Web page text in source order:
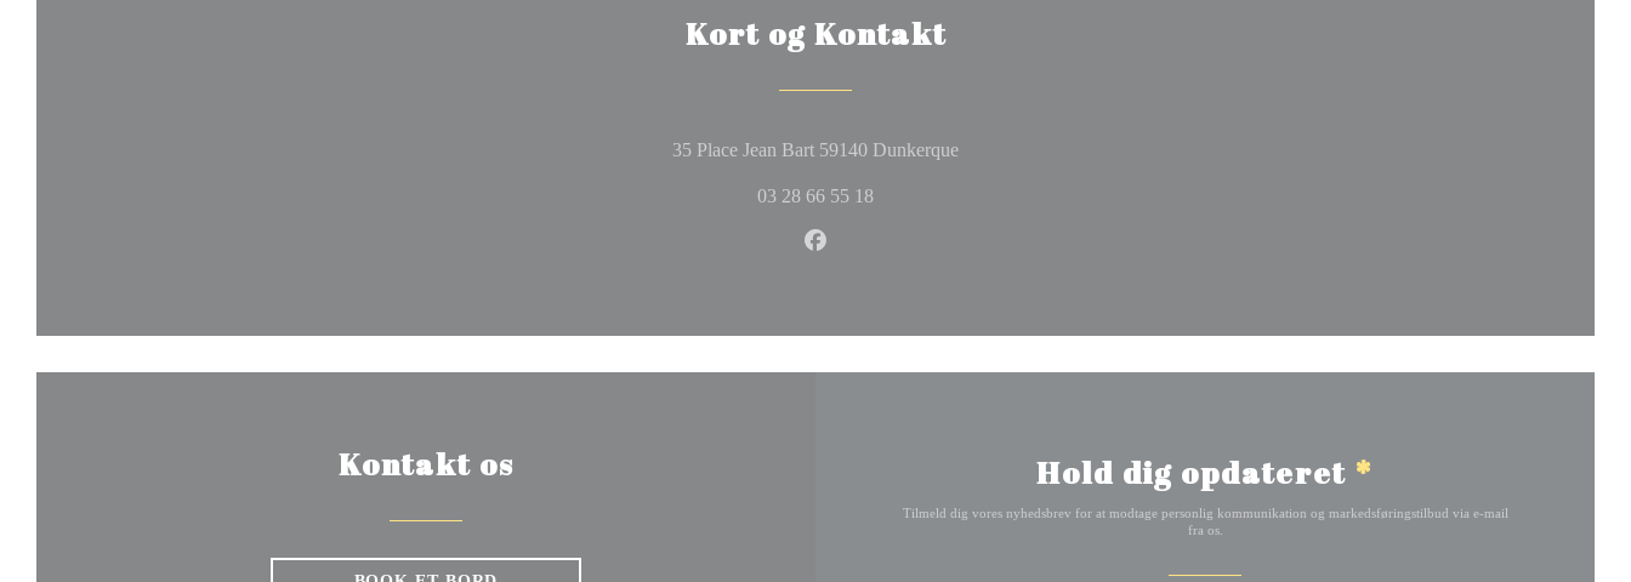
Kort og Kontakt
35 Place Jean Bart 59140 Dunkerque((åbner i et nyt vindue))
03 28 66 55 18
Facebook ((åbner i et nyt vindue))
Kontakt os Hold dig opdateret *
Tilmeld dig vores nyhedsbrev for at modtage personlig kommunikation og markedsføringstilbud via e-mail
fra os.